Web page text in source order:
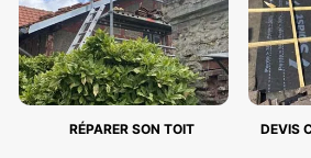
RÉPARER SON TOIT DEVIS